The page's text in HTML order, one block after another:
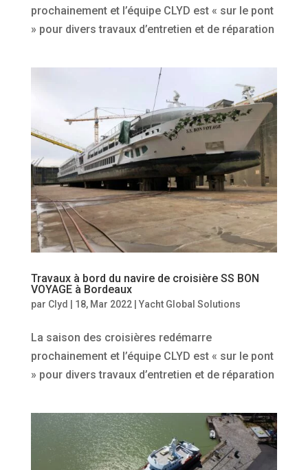
prochainement et l’équipe CLYD est « sur le pont
» pour divers travaux d’entretien et de réparation
Travaux à bord du navire de croisière SS BON
VOYAGE à Bordeaux
par Clyd 18, Mar 2022| Yacht Global Solutions
La saison des croisières redémarre
prochainement et l’équipe CLYD est « sur le pont
» pour divers travaux d’entretien et de réparation